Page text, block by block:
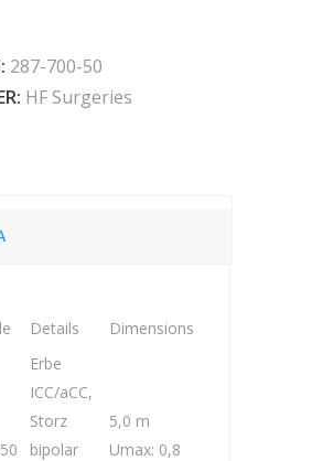
287-700-50
HF Surgeries
Details Dimensions
Erbe
ICC/aCC,
Storz
bipolar
5,0 m
Umax: 0,8